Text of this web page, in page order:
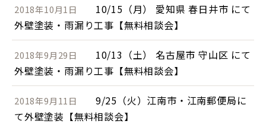
2018年10月1日
10/15（月） 愛知県 春日井市 にて
外壁塗装・雨漏り工事【無料相談会】
2018年9月29日
10/13（土） 名古屋市 守山区 にて
外壁塗装・雨漏り工事【無料相談会】
2018年9月11日
9/25（火）江南市・江南郵便局に
て外壁塗装【無料相談会】